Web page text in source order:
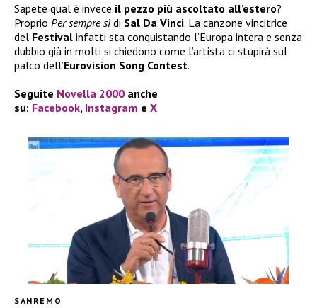
Sapete qual è invece il pezzo più ascoltato all’estero?
Proprio Per sempre sì di Sal Da Vinci. La canzone vincitrice
del Festival infatti sta conquistando l’Europa intera e senza
dubbio già in molti si chiedono come l’artista ci stupirà sul
palco dell’Eurovision Song Contest.
Seguite Novella 2000 anche
su: Facebook, Instagram e X.
SANREMO